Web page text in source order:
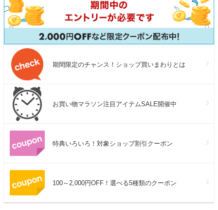
期間限定のチャンス！ショップ買いまわりとは
お買い物マラソン注目アイテムSALE開催中
特典いろいろ！対象ショップ割引クーポン
100～2,000円OFF！選べる5種類のクーポン